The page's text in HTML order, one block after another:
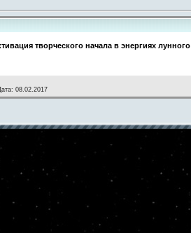
творческого начала в энергиях лунного
08.02.2017